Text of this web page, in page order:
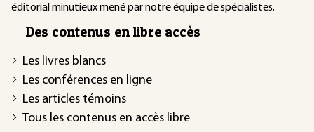
éditorial minutieux mené par notre équipe de spécialistes.
Des contenus en libre accès
Les livres blancs
Les conférences en ligne
Les articles témoins
Tous les contenus en accès libre